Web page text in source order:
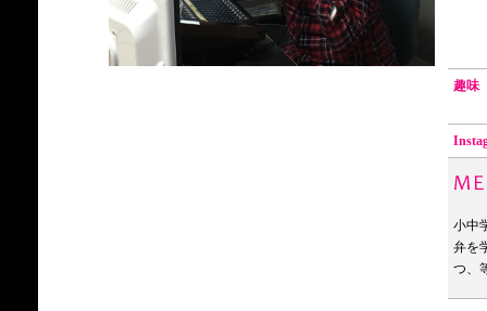
趣味
小中
弁を
つ、